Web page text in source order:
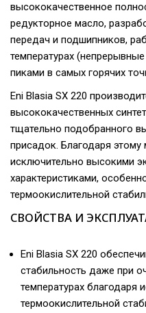
высококачественное
редукторное масло,
передач и подшипников,
температурах
пиками в самых горячих
Eni Blasia SX 220
высококачественных
тщательно подобранного
присадок. Благодаря
исключительно высокими
характеристиками,
термоокислительной
СВОЙСТВА И
Eni Blasia SX 220
стабильность даже при
температурах благодаря
термоокислительной